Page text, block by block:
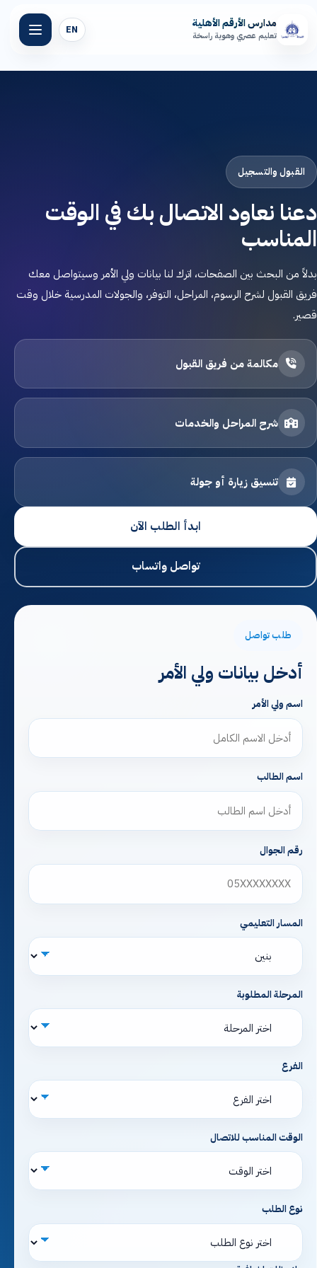
مدارس الأرقم الأهلية
تعليم عصري وهوية راسخة EN
المراحل التعليمية
المرافق المدرسية
المنصة التعليمية
أخبار الأرقم
اتصل بنا
الخصوصية
الشروط والأحكام
التوظيف
القبول والتسجيل
دعنا نعاود الاتصال بك في الوقت
المناسب
بدلاً من البحث بين الصفحات، اترك لنا بيانات ولي الأمر وسيتواصل معك
فريق القبول لشرح الرسوم، المراحل، التوفر، والجولات المدرسية خلال وقت
قصير.
مكالمة من فريق القبول
شرح المراحل والخدمات
تنسيق زيارة أو جولة
ابدأ الطلب الآن
تواصل واتساب
طلب تواصل
أدخل بيانات ولي الأمر
اسم ولي الأمر
اسم الطالب
رقم الجوال
المسار التعليمي
المرحلة المطلوبة
الفرع
الوقت المناسب للاتصال
نوع الطلب